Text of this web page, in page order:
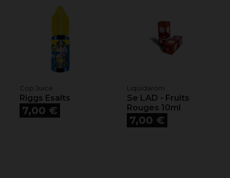
Cop Juice
Riggs Esalts
Prix
7,00 €
Liquidarom
Se LAD - Fruits
Rouges 10ml
Prix
7,00 €